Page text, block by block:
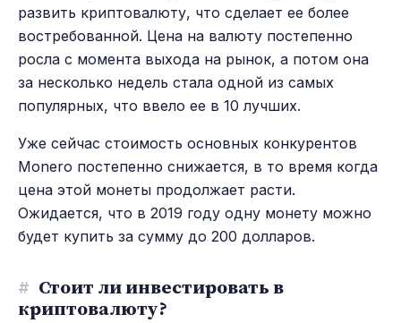
развить криптовалюту, что сделает ее более
востребованной. Цена на валюту постепенно
росла с момента выхода на рынок, а потом она
за несколько недель стала одной из самых
популярных, что ввело ее в 10 лучших.
Уже сейчас стоимость основных конкурентов
Monero постепенно снижается, в то время когда
цена этой монеты продолжает расти.
Ожидается, что в 2019 году одну монету можно
будет купить за сумму до 200 долларов.
# Стоит ли инвестировать в
криптовалюту?